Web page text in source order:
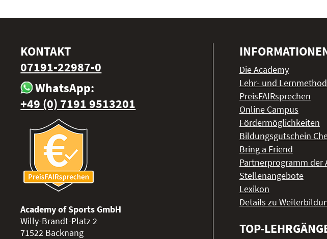
KONTAKT
07191-22987-0
WhatsApp:
+49 (0) 7191 9513201
Academy of Sports GmbH
Willy-Brandt-Platz 2
71522 Backnang
Die Academy
Lehr- und
PreisFAIRsprechen
Online Campus
Fördermöglichkeiten
Bildungsgutschein
Bring a Friend
Partnerprogramm der
Stellenangebote
Lexikon
Details zu
TOP-